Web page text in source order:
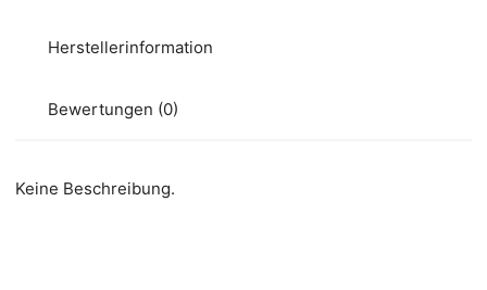
Herstellerinformation
Bewertungen (0)
Keine Beschreibung.